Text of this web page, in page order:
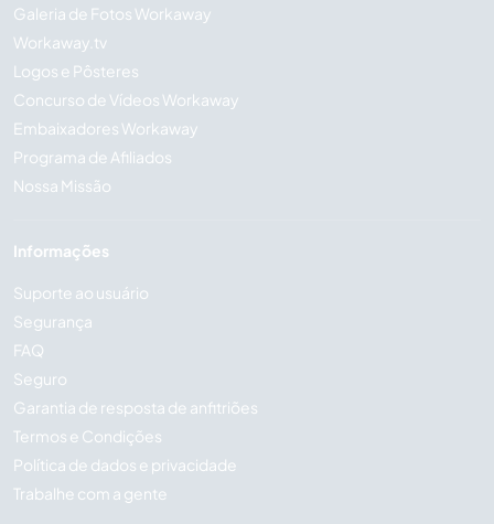
Galeria de Fotos Workaway
Workaway.tv
Logos e Pôsteres
Concurso de Vídeos Workaway
Embaixadores Workaway
Programa de Afiliados
Nossa Missão
Informações
Suporte ao usuário
Segurança
FAQ
Seguro
Garantia de resposta de anfitriões
Termos e Condições
Política de dados e privacidade
Trabalhe com a gente